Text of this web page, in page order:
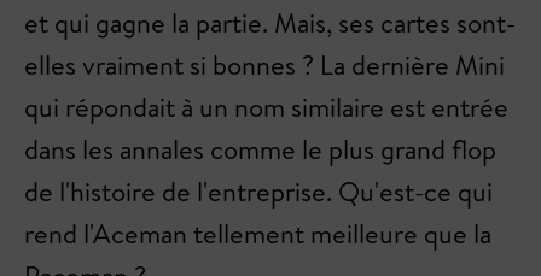
et qui gagne la partie. Mais, ses cartes sont-
elles vraiment si bonnes ? La dernière Mini
qui répondait à un nom similaire est entrée
dans les annales comme le plus grand flop
de l'histoire de l'entreprise. Qu'est-ce qui
rend l'Aceman tellement meilleure que la